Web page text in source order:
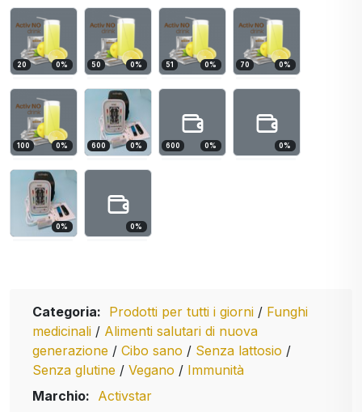
20 0% 50 0% 51 0% 70 0%
100 0% 600 0% 600 0% 0%
0% 0%
Categoria: Prodotti per tutti i giorni / Funghi
medicinali / Alimenti salutari di nuova
generazione / Cibo sano / Senza lattosio /
Senza glutine / Vegano / Immunità
Marchio: Activstar